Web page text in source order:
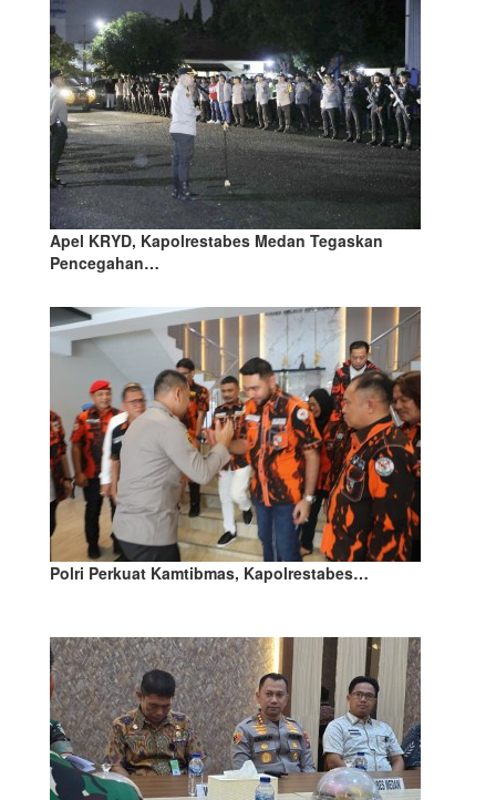
Apel KRYD, Kapolrestabes Medan Tegaskan
Pencegahan…
Polri Perkuat Kamtibmas, Kapolrestabes…